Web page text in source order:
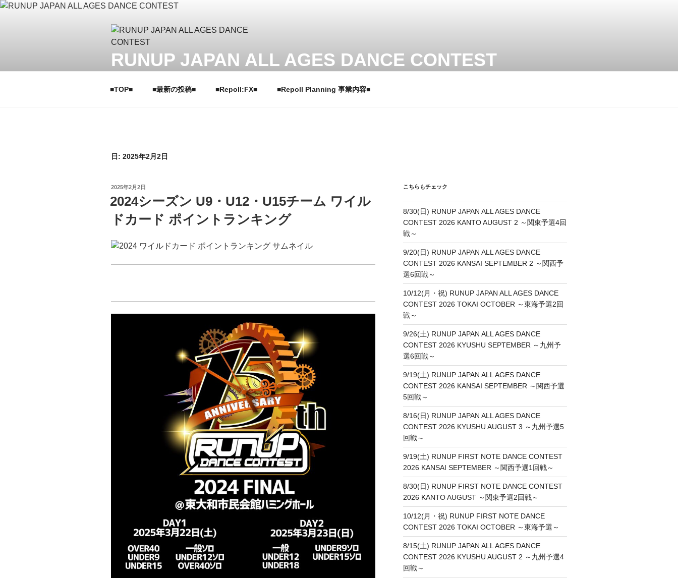
コ
RUNUP JAPAN ALL AGES DANCE CONTEST
■TOP■ ■最新の投稿■ ■Repoll:FX■ ■Repoll Planning 事業内容■
日: 2025年2月2日
投
日:
2025年2月2日
2024シーズン U9・U12・U15チーム ワイル
ドカード ポイントランキング
こちらもチェック
8/30(日) RUNUP JAPAN ALL AGES DANCE
CONTEST 2026 KANTO AUGUST 2 ～関東予選4回
戦～
9/20(日) RUNUP JAPAN ALL AGES DANCE
CONTEST 2026 KANSAI SEPTEMBER 2 ～関西予
選6回戦～
10/12(月・祝) RUNUP JAPAN ALL AGES DANCE
CONTEST 2026 TOKAI OCTOBER ～東海予選2回
戦～
9/26(土) RUNUP JAPAN ALL AGES DANCE
CONTEST 2026 KYUSHU SEPTEMBER ～九州予
選6回戦～
9/19(土) RUNUP JAPAN ALL AGES DANCE
CONTEST 2026 KANSAI SEPTEMBER ～関西予選
5回戦～
8/16(日) RUNUP JAPAN ALL AGES DANCE
CONTEST 2026 KYUSHU AUGUST 3 ～九州予選5
回戦～
9/19(土) RUNUP FIRST NOTE DANCE CONTEST
2026 KANSAI SEPTEMBER ～関西予選1回戦～
8/30(日) RUNUP FIRST NOTE DANCE CONTEST
2026 KANTO AUGUST ～関東予選2回戦～
10/12(月・祝) RUNUP FIRST NOTE DANCE
CONTEST 2026 TOKAI OCTOBER ～東海予選～
8/15(土) RUNUP JAPAN ALL AGES DANCE
CONTEST 2026 KYUSHU AUGUST 2 ～九州予選4
回戦～